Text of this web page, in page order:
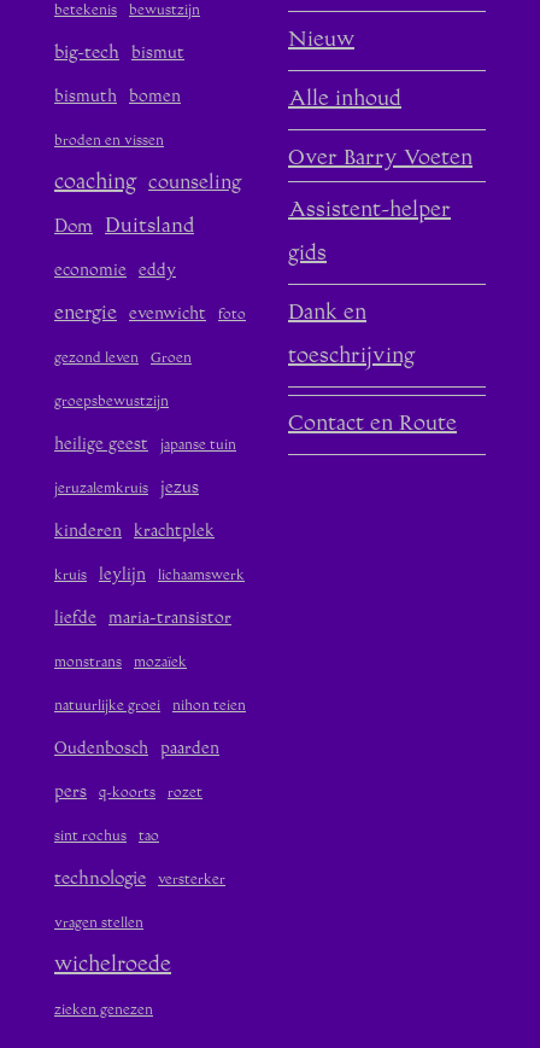
betekenis bewustzijn
big-tech bismut
bismuth bomen
broden en vissen
coaching counseling
Dom Duitsland
economie eddy
energie evenwicht foto
gezond leven Groen
groepsbewustzijn
heilige geest japanse tuin
jeruzalemkruis jezus
kinderen krachtplek
kruis leylijn lichaamswerk
liefde maria-transistor
monstrans mozaïek
natuurlijke groei nihon teien
Oudenbosch paarden
pers q-koorts rozet
sint rochus tao
technologie versterker
vragen stellen
wichelroede
zieken genezen
Nieuw
Alle inhoud
Over Barry Voeten
Assistent-helper
gids
Dank en
toeschrijving
Contact en Route